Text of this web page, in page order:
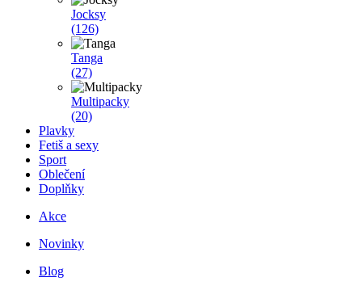
Jocksy
(126)
Tanga
(27)
Multipacky
(20)
Plavky
Fetiš a sexy
Sport
Oblečení
Doplňky
Akce
Novinky
Blog